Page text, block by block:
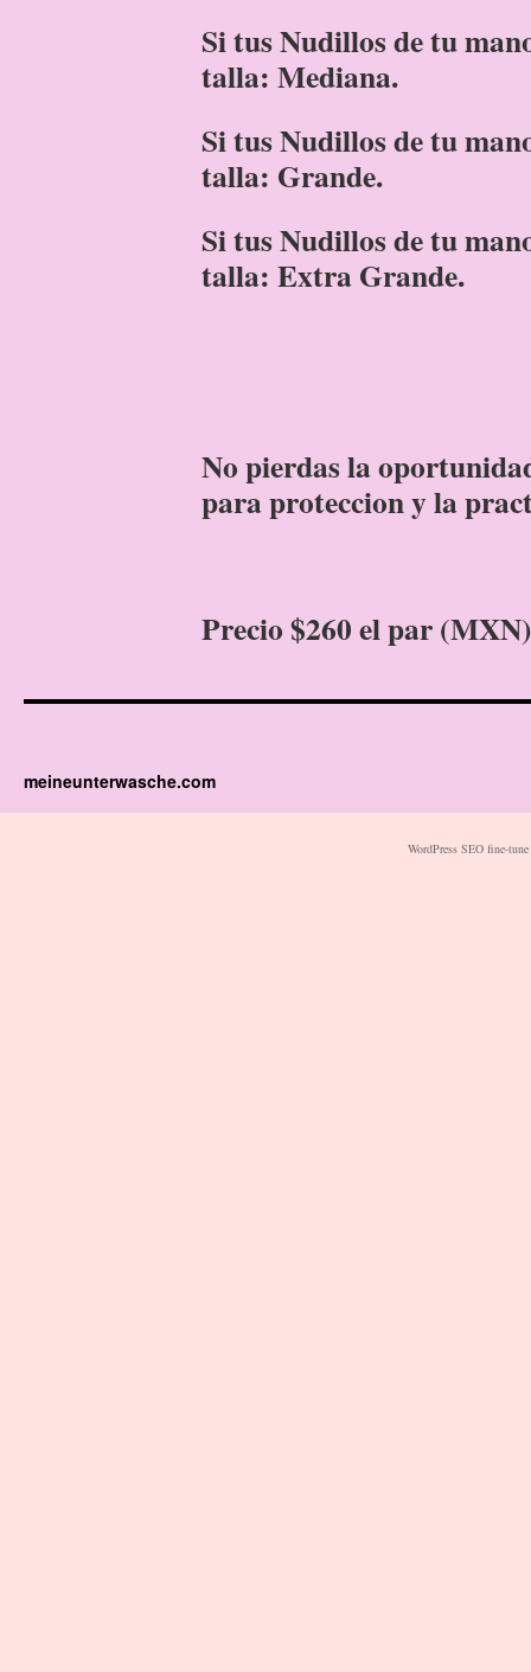
Si tus Nudillos de tu
talla: Mediana.
Si tus Nudillos de tu
talla: Grande.
Si tus Nudillos de tu
talla: Extra Grande.
No pierdas la
para proteccion y la
Precio $260 el par (MXN)
meineunterwasche.com
WordPress SEO fine-